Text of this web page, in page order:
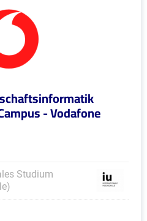
- Vodafone
Studium